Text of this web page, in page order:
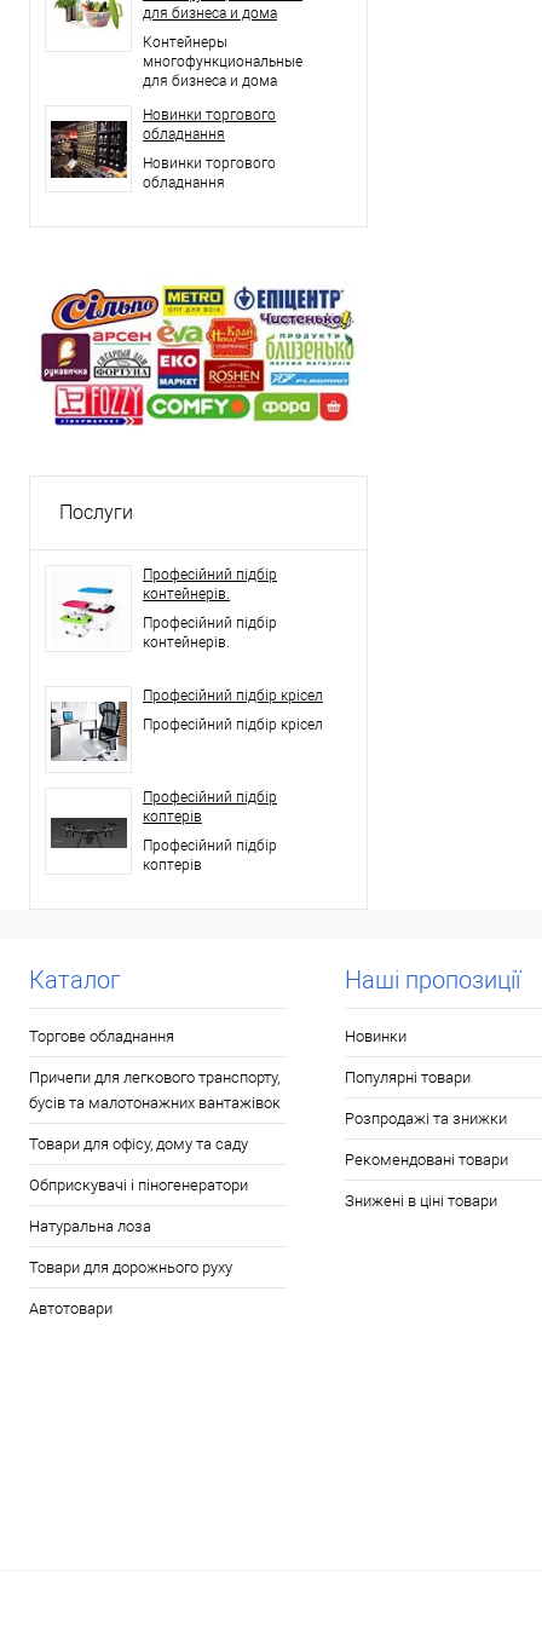
для бизнеса и дома
Контейнеры
многофункциональные
для бизнеса и дома
Новинки торгового
обладнання
Новинки торгового
обладнання
Послуги
Професійний підбір
контейнерів.
Професійний підбір
контейнерів.
Професійний підбір крісел
Професійний підбір крісел
Професійний підбір
коптерів
Професійний підбір
коптерів
Каталог
Торгове обладнання
Причепи для легкового транспорту,
бусів та малотонажних вантажівок
Товари для офісу, дому та саду
Обприскувачі і піногенератори
Натуральна лоза
Товари для дорожнього руху
Автотовари
Наші пропозиції
Новинки
Популярні товари
Розпродажі та знижки
Рекомендовані товари
Знижені в ціні товари